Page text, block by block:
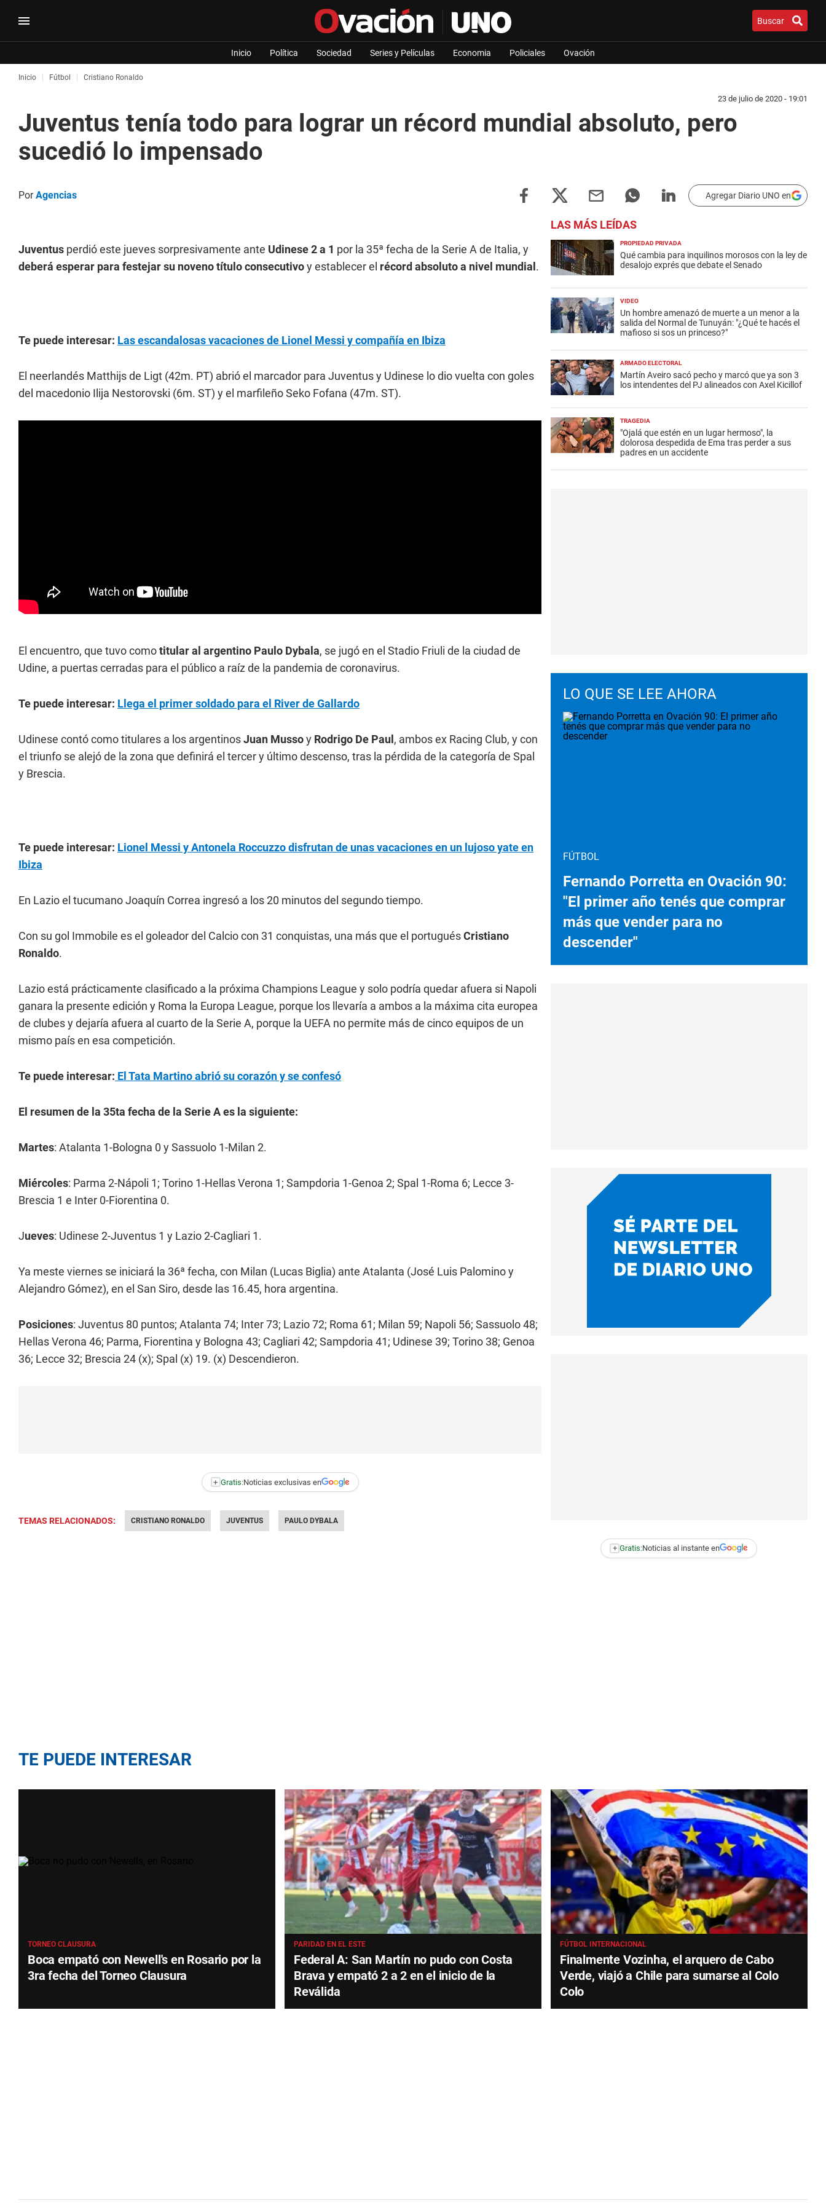
Buscar
Inicio Política Sociedad Series y Películas Economia Policiales Ovación
Inicio Fútbol Cristiano Ronaldo
23 de julio de 2020 - 19:01
Juventus tenía todo para lograr un récord mundial absoluto, pero
sucedió lo impensado
PorAgencias Agregar Diario UNO en
Juventus perdió este jueves sorpresivamente ante Udinese2 a 1 por la 35ª fecha de la Serie A de Italia, y
deberá esperar para festejar su noveno título consecutivoy establecer el récord absoluto a nivel mundial .
Te puede interesar: Las escandalosas vacaciones de Lionel Messi y compañía en Ibiza
El neerlandés Matthijs de Ligt (42m. PT) abrió el marcador para Juventus y Udinese lo dio vuelta con goles
del macedonio Ilija Nestorovski (6m. ST) y el marfileño Seko Fofana (47m. ST).
El encuentro, que tuvo comotitular al argentino Paulo Dybala, se jugó en el Stadio Friuli de la ciudad de
Udine, a puertas cerradas para el público a raíz de la pandemia de coronavirus.
Te puede interesar: Llega el primer soldado para el River de Gallardo
Udinese contó como titulares a los argentinosJuan Mussoy Rodrigo De Paul , ambos ex Racing Club, y con
el triunfo se alejó de la zona que definirá el tercer y último descenso, tras la pérdida de la categoría de Spal
y Brescia.
Te puede interesar: Lionel Messi y Antonela Roccuzzo disfrutan de unas vacaciones en un lujoso yate en
Ibiza
En Lazio el tucumano Joaquín Correa ingresó a los 20 minutos del segundo tiempo.
Con su gol Immobile es el goleador del Calcio con 31 conquistas, una más que el portuguésCristiano
Ronaldo.
Lazio está prácticamente clasificado a la próxima Champions League y solo podría quedar afuera si Napoli
ganara la presente edición y Roma la Europa League, porque los llevaría a ambos a la máxima cita europea
de clubes y dejaría afuera al cuarto de la Serie A, porque la UEFA no permite más de cinco equipos de un
mismo país en esa competición.
Te puede interesar: El Tata Martino abrió su corazón y se confesó
El resumen de la 35ta fecha de la Serie A es la siguiente:
Martes: Atalanta 1-Bologna 0 y Sassuolo 1-Milan 2.
Miércoles: Parma 2-Nápoli 1; Torino 1-Hellas Verona 1; Sampdoria 1-Genoa 2; Spal 1-Roma 6; Lecce 3-
Brescia 1 e Inter 0-Fiorentina 0.
Jueves: Udinese 2-Juventus 1 y Lazio 2-Cagliari 1.
Ya meste viernes se iniciará la 36ª fecha, con Milan (Lucas Biglia) ante Atalanta (José Luis Palomino y
Alejandro Gómez), en el San Siro, desde las 16.45, hora argentina.
Posiciones: Juventus 80 puntos; Atalanta 74; Inter 73; Lazio 72; Roma 61; Milan 59; Napoli 56; Sassuolo 48;
Hellas Verona 46; Parma, Fiorentina y Bologna 43; Cagliari 42; Sampdoria 41; Udinese 39; Torino 38; Genoa
36; Lecce 32; Brescia 24 (x); Spal (x) 19. (x) Descendieron.
+ Gratis:Noticias exclusivas en
TEMAS RELACIONADOS: CRISTIANO RONALDO JUVENTUS PAULO DYBALA
LAS MÁS LEÍDAS
PROPIEDAD PRIVADA
Qué cambia para inquilinos morosos con la ley de
desalojo exprés que debate el Senado
VIDEO
Un hombre amenazó de muerte a un menor a la
salida del Normal de Tunuyán: "¿Qué te hacés el
mafioso si sos un princeso?"
ARMADO ELECTORAL
Martín Aveiro sacó pecho y marcó que ya son 3
los intendentes del PJ alineados con Axel Kicillof
TRAGEDIA
"Ojalá que estén en un lugar hermoso", la
dolorosa despedida de Ema tras perder a sus
padres en un accidente
LO QUE SE LEE AHORA
FÚTBOL
Fernando Porretta en Ovación 90:
"El primer año tenés que comprar
más que vender para no
descender"
+ Gratis:Noticias al instante en
TE PUEDE INTERESAR
TORNEO CLAUSURA
Boca empató con Newell's en Rosario por la
3ra fecha del Torneo Clausura
PARIDAD EN EL ESTE
Federal A: San Martín no pudo con Costa
Brava y empató 2 a 2 en el inicio de la
Reválida
FÚTBOL INTERNACIONAL
Finalmente Vozinha, el arquero de Cabo
Verde, viajó a Chile para sumarse al Colo
Colo